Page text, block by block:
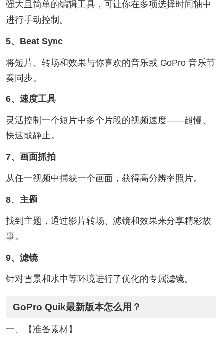
强大且简单的编辑工具，可让你在多项选择时间轴中
进行手动控制。
5、Beat Sync
将短片、转场和效果与你喜欢的音乐或 GoPro 音乐节
奏同步。
6、速度工具
灵活控制一个短片中多个片段的视频速度——超慢、
快速或静止。
7、画面抓拍
从任一视频中捕获一个画面，获得高分辨率照片。
8、主题
找到主题，通过影片转场、滤镜和效果来分享精彩故
事。
9、滤镜
针对雪景和水中等环境进行了优化的专属滤镜。
GoPro Quik最新版本怎么用？
一、【准备素材】